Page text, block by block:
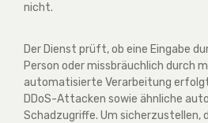
nicht.
Der Dienst prüft, ob eine Eingabe
Person oder missbräuchlich durch
automatisierte Verarbeitung
DDoS-Attacken sowie ähnliche
Schadzugriffe. Um sicherzustellen,